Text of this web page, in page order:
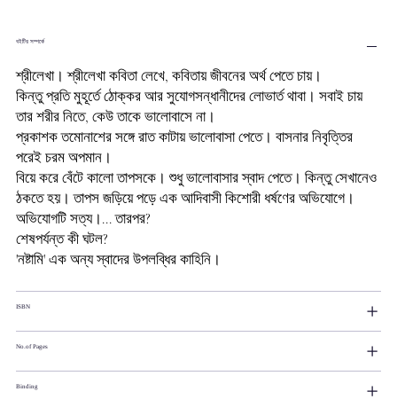
বইটির সম্পর্কে
শ্রীলেখা। শ্রীলেখা কবিতা লেখে, কবিতায় জীবনের অর্থ পেতে চায়।
কিন্তু প্রতি মুহূর্তে ঠোক্কর আর সুযোগসন্ধানীদের লোভার্ত থাবা। সবাই চায়
তার শরীর নিতে, কেউ তাকে ভালোবাসে না।
প্রকাশক তমোনাশের সঙ্গে রাত কাটায় ভালোবাসা পেতে। বাসনার নিবৃত্তির
পরেই চরম অপমান।
বিয়ে করে বেঁটে কালো তাপসকে। শুধু ভালোবাসার স্বাদ পেতে। কিন্তু সেখানেও
ঠকতে হয়। তাপস জড়িয়ে পড়ে এক আদিবাসী কিশোরী ধর্ষণের অভিযোগে।
অভিযোগটি সত্য।... তারপর?
শেষপর্যন্ত কী ঘটল?
'নষ্টামি' এক অন্য স্বাদের উপলব্ধির কাহিনি।
ISBN
No.of Pages
Binding